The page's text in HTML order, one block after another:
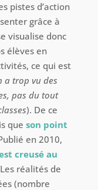
pistes d’action
grâce à
visualise donc
élèves en
ce qui est
a trop vu des
pas du tout
). De ce
que son point
en 2010,
creusé au
réalités de
(nombre